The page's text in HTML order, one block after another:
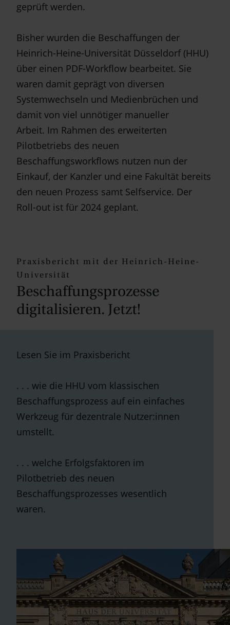
geprüft werden.
Bisher wurden die Beschaffungen der
Heinrich-Heine-Universität Düsseldorf (HHU)
über einen PDF-Workflow bearbeitet. Sie
waren damit geprägt von diversen
Systemwechseln und Medienbrüchen und
damit von viel unnötiger manueller
Arbeit. Im Rahmen des erweiterten
Pilotbetriebs des neuen
Beschaffungsworkflows nutzen nun der
Einkauf, der Kanzler und eine Fakultät bereits
den neuen Prozess samt Selfservice. Der
Roll-out ist für 2024 geplant.
Praxisbericht mit der Heinrich-Heine-
Universität
Beschaffungsprozesse
digitalisieren. Jetzt!
Lesen Sie im Praxisbericht
. . . wie die HHU vom klassischen
Beschaffungsprozess auf ein einfaches
Werkzeug für dezentrale Nutzer:innen
umstellt.
. . . welche Erfolgsfaktoren im
Pilotbetrieb des neuen
Beschaffungsprozesses wesentlich
waren.